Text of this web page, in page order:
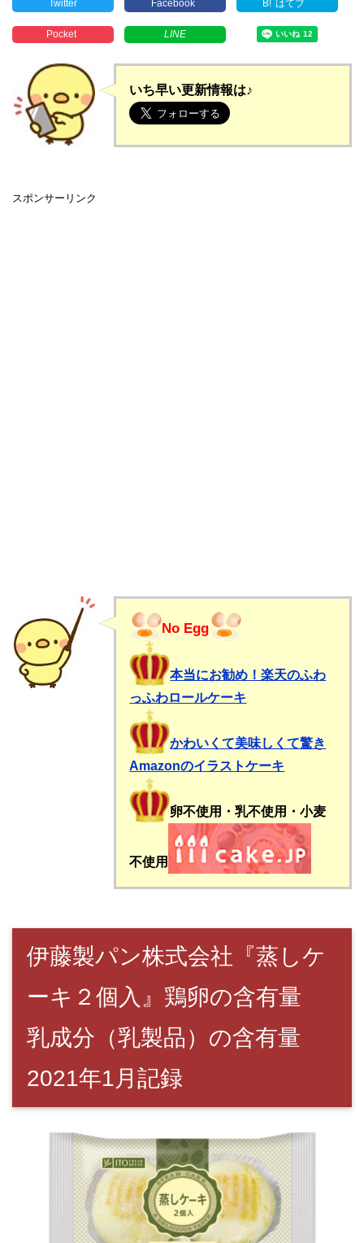
Twitter Facebook B! はてブ
Pocket LINE
いち早い更新情報は♪
スポンサーリンク
No Egg
本当にお勧め！楽天のふわ
っふわロールケーキ
かわいくて美味しくて驚き
Amazonのイラストケーキ
卵不使用・乳不使用・小麦
不使用
伊藤製パン株式会社『蒸しケ
ーキ２個入』鶏卵の含有量
乳成分（乳製品）の含有量
2021年1月記録